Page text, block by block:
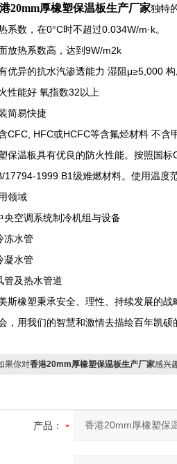
20mm厚橡塑保温板生产厂家独特
系数，在0°C时不超过0.034W/m·k。
放热系数高，达到9W/m2k
优异的抗水汽渗透能力 湿阻μ≥5,000
性能好 氧指数32以上
简易快捷
CFC, HFC或HCFC等含氟烃材料 不含
保温板具有优良的防火性能。按照国
17794-1999 B1级难燃材料。使用温度
领域
央空调系统制冷机组与设备
冻水管
凝水管
管及热水管道
斯橡塑秉承安全、理性、持续发展的
，用我们的智慧和激情去描绘百年凯硕
果你对香港20mm厚橡塑保温板生产厂家感兴
产品：